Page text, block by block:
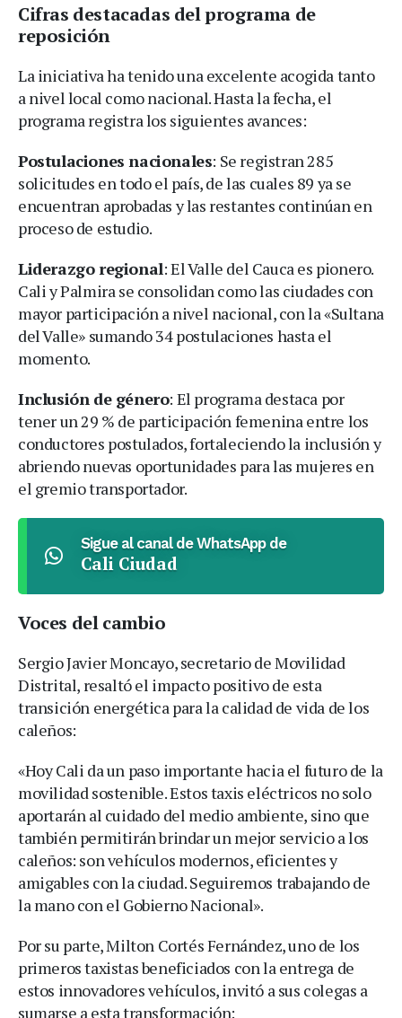
Cifras destacadas del programa de
reposición
La iniciativa ha tenido una excelente acogida tanto
a nivel local como nacional. Hasta la fecha, el
programa registra los siguientes avances:
Postulaciones nacionales: Se registran 285
solicitudes en todo el país, de las cuales 89 ya se
encuentran aprobadas y las restantes continúan en
proceso de estudio.
Liderazgo regional: El Valle del Cauca es pionero.
Cali y Palmira se consolidan como las ciudades con
mayor participación a nivel nacional, con la «Sultana
del Valle» sumando 34 postulaciones hasta el
momento.
Inclusión de género: El programa destaca por
tener un 29 % de participación femenina entre los
conductores postulados, fortaleciendo la inclusión y
abriendo nuevas oportunidades para las mujeres en
el gremio transportador.
Sigue al canal de WhatsApp de
Cali Ciudad
Voces del cambio
Sergio Javier Moncayo, secretario de Movilidad
Distrital, resaltó el impacto positivo de esta
transición energética para la calidad de vida de los
caleños:
«Hoy Cali da un paso importante hacia el futuro de la
movilidad sostenible. Estos taxis eléctricos no solo
aportarán al cuidado del medio ambiente, sino que
también permitirán brindar un mejor servicio a los
caleños: son vehículos modernos, eficientes y
amigables con la ciudad. Seguiremos trabajando de
la mano con el Gobierno Nacional».
Por su parte, Milton Cortés Fernández, uno de los
primeros taxistas beneficiados con la entrega de
estos innovadores vehículos, invitó a sus colegas a
sumarse a esta transformación: